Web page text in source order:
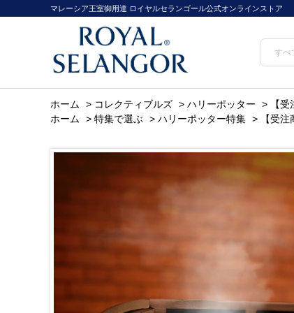
マレーシア王室御用達 ロイヤルセランゴール公式オンラインストア
ホーム > コレクティブルズ > ハリーポッター >
【
ホーム
> 特集で選ぶ > ハリーポッター特集 > 【受